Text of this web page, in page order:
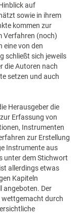
auf
sowie in ihrem
kommen zur
Verfahren (noch)
eine von den
schließt sich jeweils
die Autoren nach
setzen und auch
Herausgeber die
Erfassung von
Instrumenten
zur Erstellung
Instrumente aus
unter dem Stichwort
allerdings etwas
Kapiteln
angeboten. Der
wettgemacht durch